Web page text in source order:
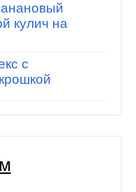
кулич на
с